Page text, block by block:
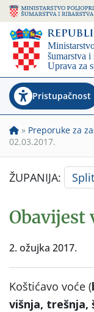
Pristupačnost
» Preporuke za
02.03.2017.
ŽUPANIJA:
Obavijest
2. ožujka 2017.
Koštićavo voće (
višnja, trešnja,